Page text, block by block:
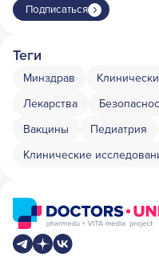
Подписаться
Теги
Минздрав
Лекарства
Вакцины
Педиатрия
Клинические